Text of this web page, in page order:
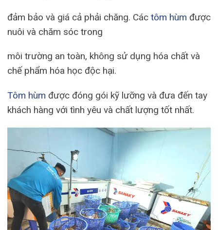
đảm bảo và giá cả phải chăng. Các tôm hùm được
nuôi và chăm sóc trong
môi trường an toàn, không sử dụng hóa chất và
chế phẩm hóa học độc hại.
Tôm hùm được đóng gói kỹ lưỡng và đưa đến tay
khách hàng với tình yêu và chất lượng tốt nhất.